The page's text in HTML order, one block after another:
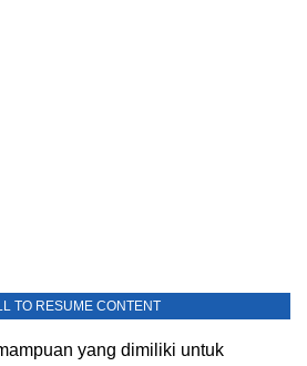
TO RESUME CONTENT
yang dimiliki untuk